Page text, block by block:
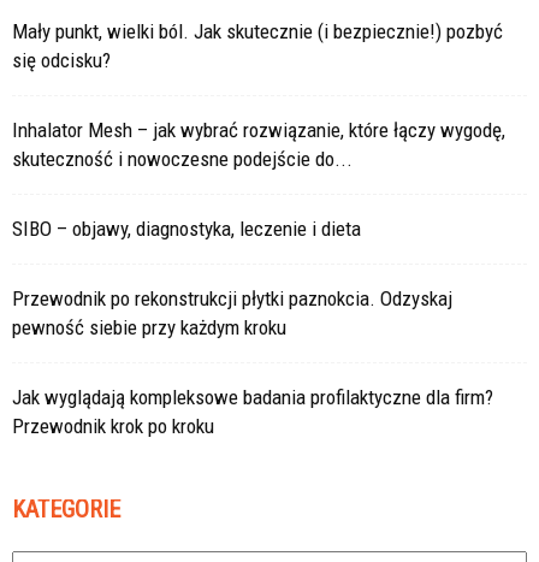
Mały punkt, wielki ból. Jak skutecznie (i bezpiecznie!) pozbyć
się odcisku?
Inhalator Mesh – jak wybrać rozwiązanie, które łączy wygodę,
skuteczność i nowoczesne podejście do...
SIBO – objawy, diagnostyka, leczenie i dieta
Przewodnik po rekonstrukcji płytki paznokcia. Odzyskaj
pewność siebie przy każdym kroku
Jak wyglądają kompleksowe badania profilaktyczne dla firm?
Przewodnik krok po kroku
KATEGORIE
Kategorie